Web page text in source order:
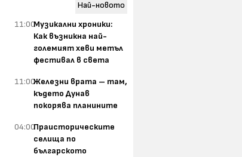
Най-новото
11:00Музикални хроники:
Как възникна най-
големият хеви метъл
фестивал в света
11:00Железни врата – там,
където Дунав
покорява планините
04:00Праисторическите
селища по
българското